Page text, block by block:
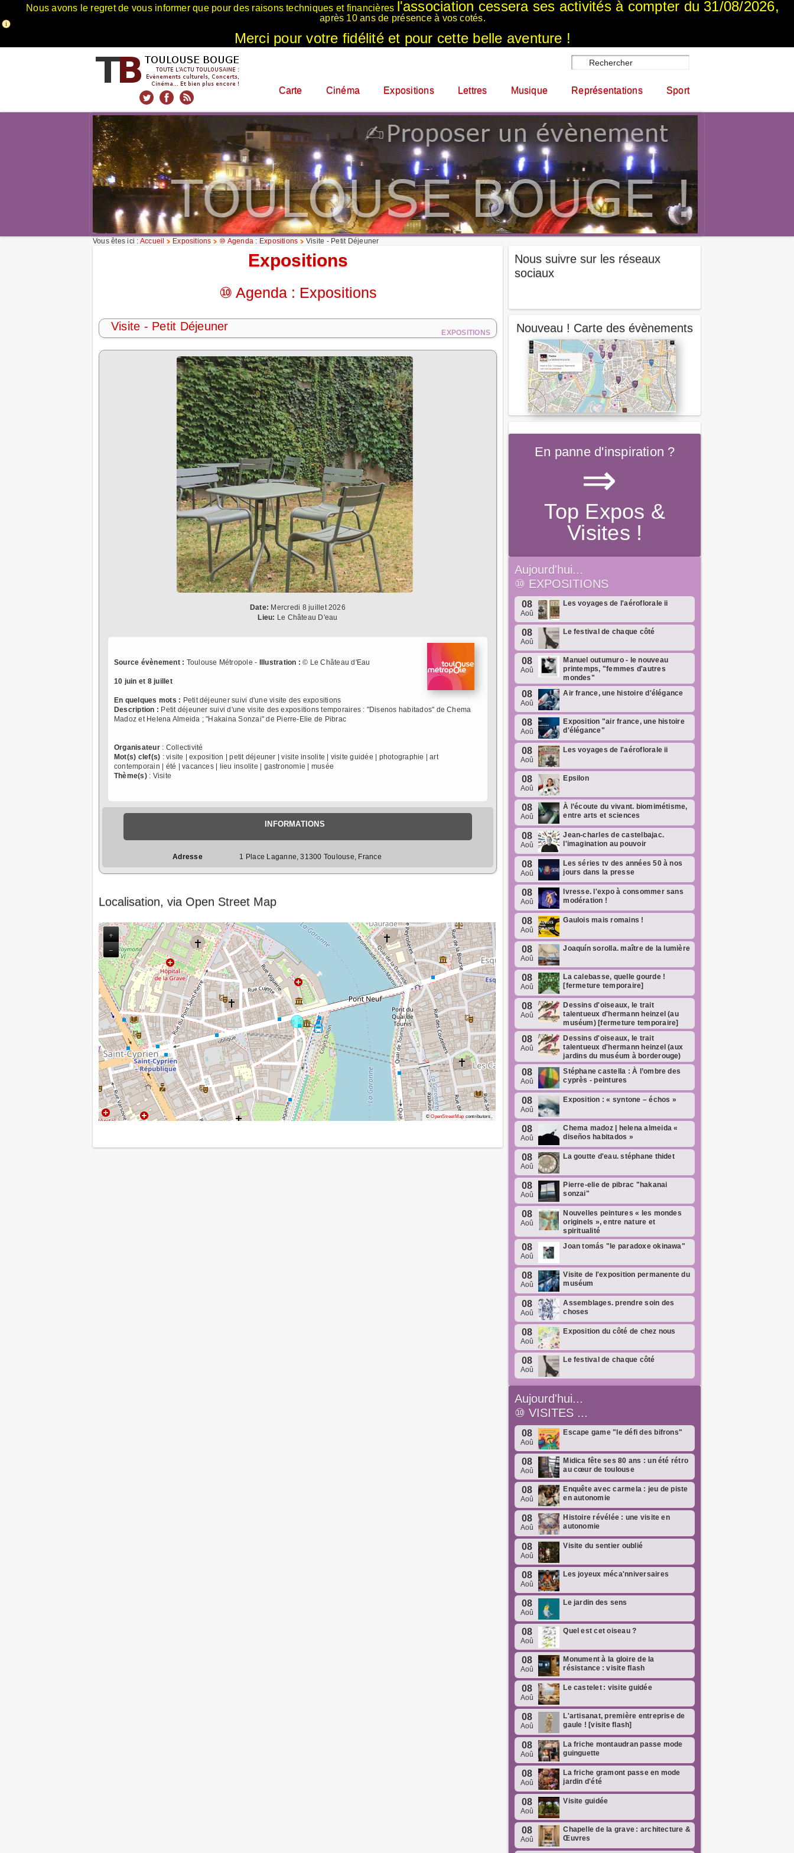
Nous avons le regret de vous informer que pour des raisons techniques et financières l'association cessera ses activités à compter du 31/08/2026,
après 10 ans de présence à vos cotés.
Merci pour votre fidélité et pour cette belle aventure !
Carte Cinéma Expositions Lettres Musique Représentations Sport
Vous êtes ici : Accueil Expositions ⑩ Agenda : Expositions Visite - Petit Déjeuner
Expositions
⑩ Agenda : Expositions
Visite - Petit Déjeuner EXPOSITIONS
Date: Mercredi 8 juillet 2026
Lieu: Le Château D'eau
Source évènement : Toulouse Métropole - Illustration : © Le Château d'Eau
10 juin et 8 juillet
En quelques mots : Petit déjeuner suivi d'une visite des expositions
Description : Petit déjeuner suivi d'une visite des expositions temporaires : "Disenos habitados" de Chema
Madoz et Helena Almeida ; "Hakaina Sonzai" de Pierre-Elie de Pibrac
Organisateur: Collectivité
Mot(s) clef(s) : visite | exposition | petit déjeuner | visite insolite | visite guidée | photographie | art
contemporain | été | vacances | lieu insolite | gastronomie | musée
Thème(s): Visite
INFORMATIONS
Adresse 1 Place Laganne, 31300 Toulouse, France
Localisation, via Open Street Map
+
−
©OpenStreetMap contributors.
Nous suivre sur les réseaux
sociaux
Nouveau ! Carte des évènements
En panne d'inspiration ?
⇒
Top Expos &
Visites !
Aujourd'hui...
⑩ EXPOSITIONS
08
Aoû
Les voyages de l'aéroflorale ii
08
Aoû
Le festival de chaque côté
08
Aoû
Manuel outumuro - le nouveau
printemps, "femmes d'autres
mondes"
08
Aoû
Air france, une histoire d'élégance
08
Aoû
Exposition "air france, une histoire
d'élégance"
08
Aoû
Les voyages de l'aéroflorale ii
08
Aoû
Epsilon
08
Aoû
À l’écoute du vivant. biomimétisme,
entre arts et sciences
08
Aoû
Jean-charles de castelbajac.
l'imagination au pouvoir
08
Aoû
Les séries tv des années 50 à nos
jours dans la presse
08
Aoû
Ivresse. l'expo à consommer sans
modération !
08
Aoû
Gaulois mais romains !
08
Aoû
Joaquín sorolla. maître de la lumière
08
Aoû
La calebasse, quelle gourde !
[fermeture temporaire]
08
Aoû
Dessins d'oiseaux, le trait
talentueux d'hermann heinzel (au
muséum) [fermeture temporaire]
08
Aoû
Dessins d'oiseaux, le trait
talentueux d'hermann heinzel (aux
jardins du muséum à borderouge)
08
Aoû
Stéphane castella : À l’ombre des
cyprès - peintures
08
Aoû
Exposition : « syntone – échos »
08
Aoû
Chema madoz | helena almeida «
diseños habitados »
08
Aoû
La goutte d'eau. stéphane thidet
08
Aoû
Pierre-elie de pibrac "hakanai
sonzai"
08
Aoû
Nouvelles peintures « les mondes
originels », entre nature et
spiritualité
08
Aoû
Joan tomás "le paradoxe okinawa"
08
Aoû
Visite de l'exposition permanente du
muséum
08
Aoû
Assemblages. prendre soin des
choses
08
Aoû
Exposition du côté de chez nous
08
Aoû
Le festival de chaque côté
Aujourd'hui...
⑩VISITES ...
08
Aoû
Escape game "le défi des bifrons"
08
Aoû
Midica fête ses 80 ans : un été rétro
au cœur de toulouse
08
Aoû
Enquête avec carmela : jeu de piste
en autonomie
08
Aoû
Histoire révélée : une visite en
autonomie
08
Aoû
Visite du sentier oublié
08
Aoû
Les joyeux méca'nniversaires
08
Aoû
Le jardin des sens
08
Aoû
Quel est cet oiseau ?
08
Aoû
Monument à la gloire de la
résistance : visite flash
08
Aoû
Le castelet : visite guidée
08
Aoû
L'artisanat, première entreprise de
gaule ! [visite flash]
08
Aoû
La friche montaudran passe mode
guinguette
08
Aoû
La friche gramont passe en mode
jardin d'été
08
Aoû
Visite guidée
08
Aoû
Chapelle de la grave : architecture &
Œuvres